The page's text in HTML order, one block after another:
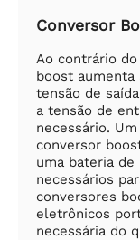
Conversor
Ao contrário
boost aumenta
tensão de
a tensão de
necessário.
conversor
uma bateria
necessários
conversores
eletrônicos
necessária do